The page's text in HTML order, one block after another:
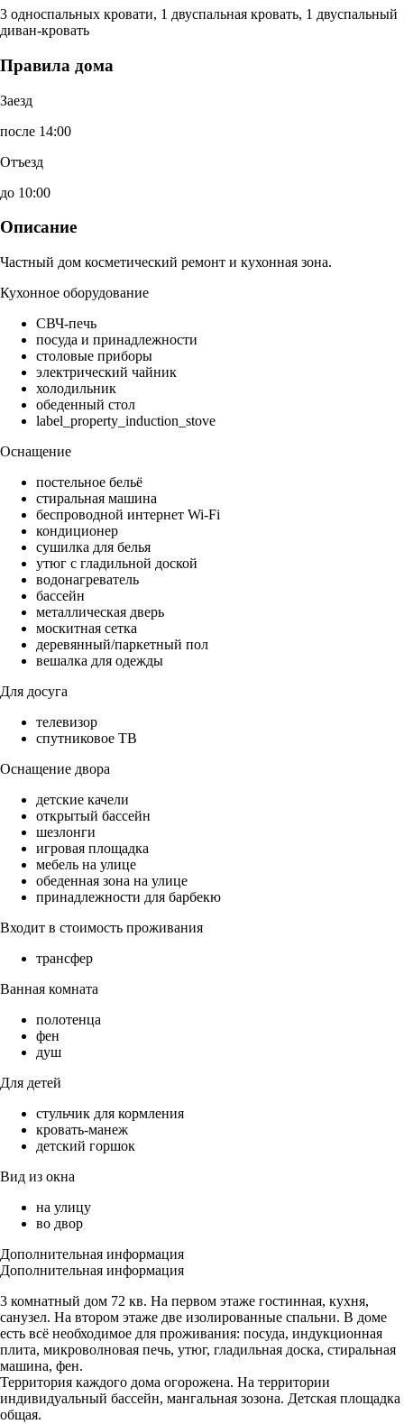
3 односпальных кровати, 1 двуспальная кровать, 1 двуспальный
диван-кровать
Правила дома
Заезд
после 14:00
Отъезд
до 10:00
Описание
Частный дом косметический ремонт и кухонная зона.
Кухонное оборудование
СВЧ-печь
посуда и принадлежности
столовые приборы
электрический чайник
холодильник
обеденный стол
label_property_induction_stove
Оснащение
постельное бельё
стиральная машина
беспроводной интернет Wi-Fi
кондиционер
сушилка для белья
утюг с гладильной доской
водонагреватель
бассейн
металлическая дверь
москитная сетка
деревянный/паркетный пол
вешалка для одежды
Для досуга
телевизор
спутниковое ТВ
Оснащение двора
детские качели
открытый бассейн
шезлонги
игровая площадка
мебель на улице
обеденная зона на улице
принадлежности для барбекю
Входит в стоимость проживания
трансфер
Ванная комната
полотенца
фен
душ
Для детей
стульчик для кормления
кровать-манеж
детский горшок
Вид из окна
на улицу
во двор
Дополнительная информация
Дополнительная информация
3 комнатный дом 72 кв. На первом этаже гостинная, кухня,
санузел. На втором этаже две изолированные спальни. В доме
есть всё необходимое для проживания: посуда, индукционная
плита, микроволновая печь, утюг, гладильная доска, стиральная
машина, фен.
Территория каждого дома огорожена. На территории
индивидуальный бассейн, мангальная зозона. Детская площадка
общая.